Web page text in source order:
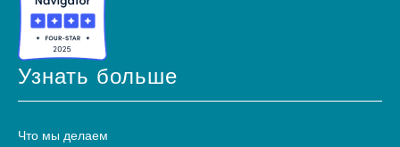
Узнать больше
Что мы делаем